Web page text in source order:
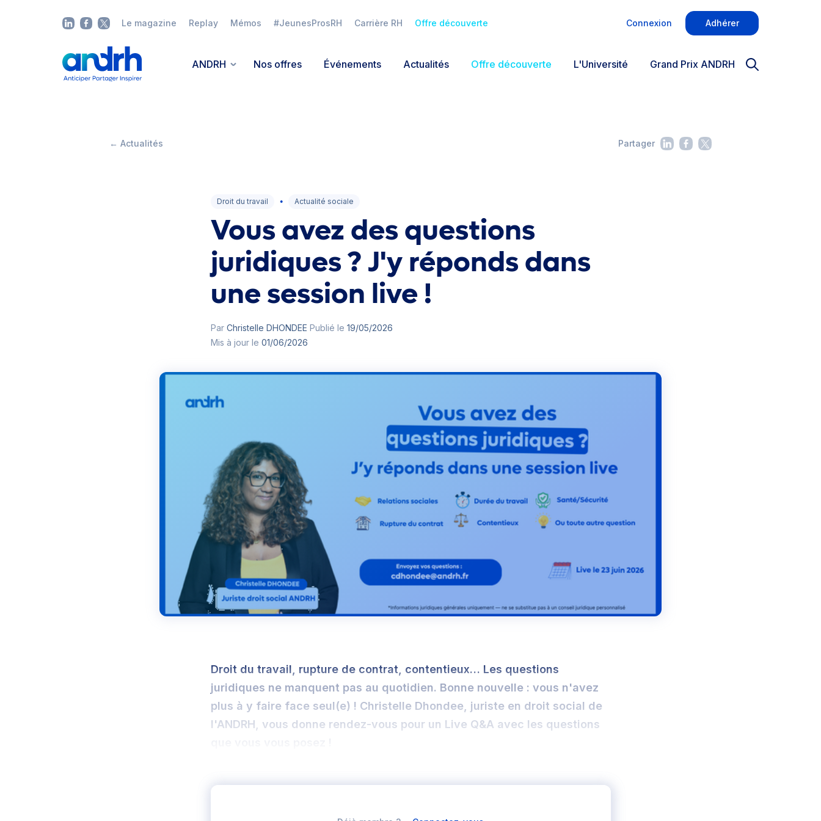
Le magazine Replay Mémos #JeunesProsRH Carrière RH Offre découverte Connexion Adhérer
ANDRH Nos offres Événements Actualités Offre découverte L'Université Grand Prix ANDRH
← Actualités Partager
Droit du travail ● Actualité sociale
Vous avez des questions
juridiques ? J'y réponds dans
une session live !
Par Christelle DHONDEE Publié le 19/05/2026
Mis à jour le 01/06/2026
Droit du travail, rupture de contrat, contentieux… Les questions
juridiques ne manquent pas au quotidien. Bonne nouvelle : vous n'avez
plus à y faire face seul(e) ! Christelle Dhondee, juriste en droit social de
l'ANDRH, vous donne rendez-vous pour un Live Q&A avec les questions